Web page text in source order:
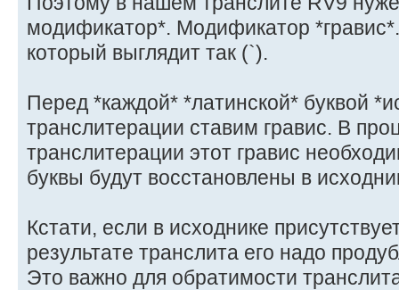
модификатор*. Модификатор
который выглядит так (`).
Перед *каждой* *латинской* буквой
транслитерации ставим гравис. В
транслитерации этот гравис
буквы будут восстановлены в
Кстати, если в исходнике
результате транслита его надо
Это важно для обратимости